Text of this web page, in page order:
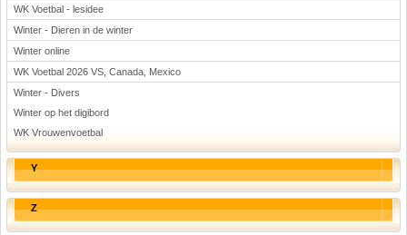
WK Voetbal - lesidee
Winter - Dieren in de winter
Winter online
WK Voetbal 2026 VS, Canada, Mexico
Winter - Divers
Winter op het digibord
WK Vrouwenvoetbal
Y
Z